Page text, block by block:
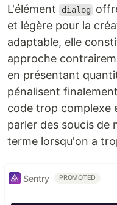
L'élément dialog
et légère pour la
adaptable, elle
approche
en présentant
pénalisent
code trop complexe
parler des soucis de
terme lorsqu'on a
Sentry PROMOTED